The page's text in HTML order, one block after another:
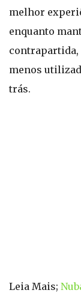
melhor
enquanto
contrapartida,
menos
trás.
Leia Mais;